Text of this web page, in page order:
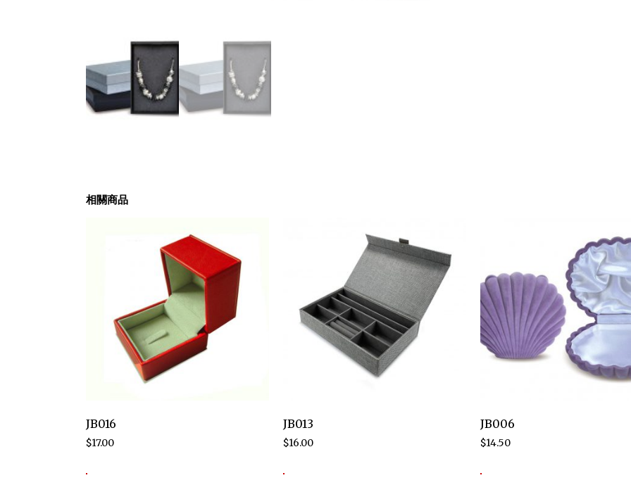
相關商品
JB016
$17.00
JB013
$16.00
JB006
$14.50